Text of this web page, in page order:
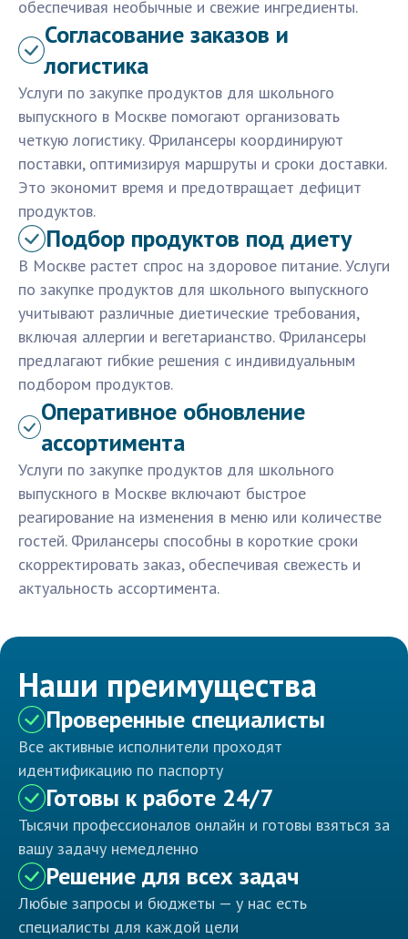
обеспечивая необычные и свежие ингредиенты.
Согласование заказов и
логистика
Услуги по закупке продуктов для школьного
выпускного в Москве помогают организовать
четкую логистику. Фрилансеры координируют
поставки, оптимизируя маршруты и сроки доставки.
Это экономит время и предотвращает дефицит
продуктов.
Подбор продуктов под диету
В Москве растет спрос на здоровое питание. Услуги
по закупке продуктов для школьного выпускного
учитывают различные диетические требования,
включая аллергии и вегетарианство. Фрилансеры
предлагают гибкие решения с индивидуальным
подбором продуктов.
Оперативное обновление
ассортимента
Услуги по закупке продуктов для школьного
выпускного в Москве включают быстрое
реагирование на изменения в меню или количестве
гостей. Фрилансеры способны в короткие сроки
скорректировать заказ, обеспечивая свежесть и
актуальность ассортимента.
Наши преимущества
Проверенные специалисты
Все активные исполнители проходят
идентификацию по паспорту
Готовы к работе 24/7
Тысячи профессионалов онлайн и готовы взяться за
вашу задачу немедленно
Решение для всех задач
Любые запросы и бюджеты — у нас есть
специалисты для каждой цели